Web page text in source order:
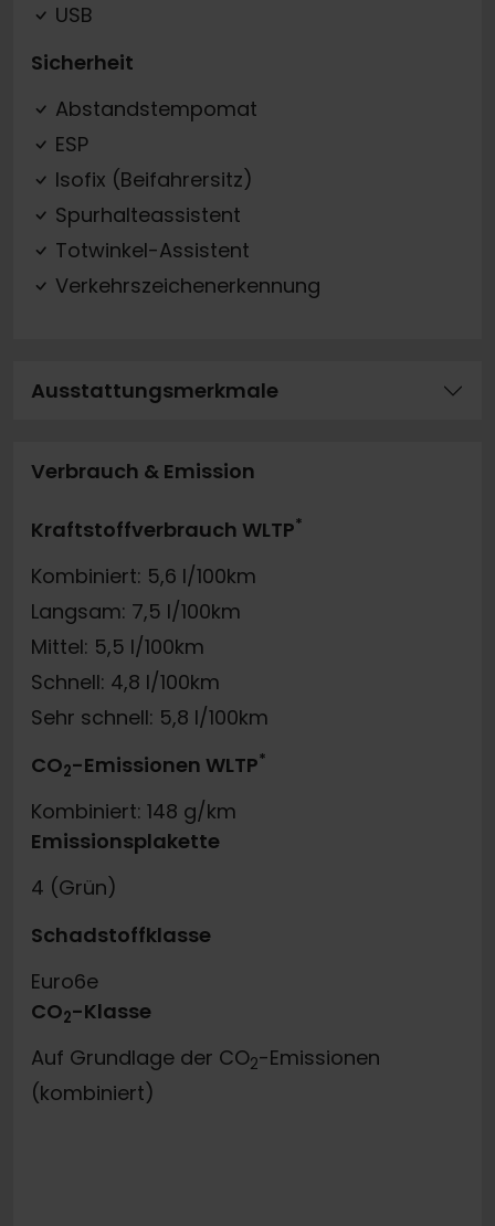
USB
Sicherheit
Abstandstempomat
ESP
Isofix (Beifahrersitz)
Spurhalteassistent
Totwinkel-Assistent
Verkehrszeichenerkennung
Ausstattungsmerkmale
Verbrauch & Emission
Kraftstoffverbrauch WLTP*
Kombiniert: 5,6 l/100km
Langsam: 7,5 l/100km
Mittel: 5,5 l/100km
Schnell: 4,8 l/100km
Sehr schnell: 5,8 l/100km
CO2-Emissionen WLTP*
Kombiniert: 148 g/km
Emissionsplakette
4 (Grün)
Schadstoffklasse
Euro6e
CO2-Klasse
Auf Grundlage der CO2-Emissionen
(kombiniert)